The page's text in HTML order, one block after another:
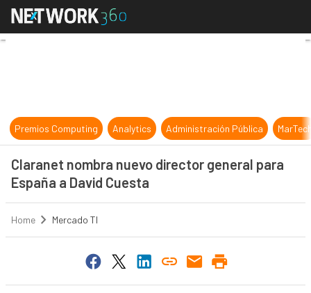
Claranet nombra nuevo director
Premios Computing Analytics Administración Pública
Claranet nombra nuevo director general para
España a David Cuesta
Home Mercado TI